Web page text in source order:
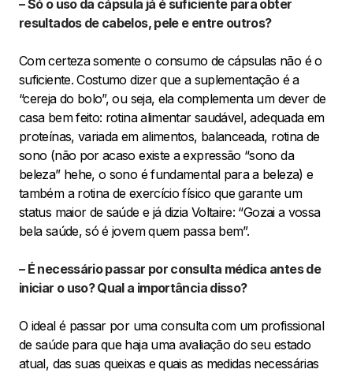
– Só o uso da cápsula já é suficiente para obter
resultados de cabelos, pele e entre outros?
Com certeza somente o consumo de cápsulas não é o
suficiente. Costumo dizer que a suplementação é a
“cereja do bolo”, ou seja, ela complementa um dever de
casa bem feito: rotina alimentar saudável, adequada em
proteínas, variada em alimentos, balanceada, rotina de
sono (não por acaso existe a expressão “sono da
beleza” hehe, o sono é fundamental para a beleza) e
também a rotina de exercício físico que garante um
status maior de saúde e já dizia Voltaire: “Gozai a vossa
bela saúde, só é jovem quem passa bem”.
– É necessário passar por consulta médica antes de
iniciar o uso? Qual a importância disso?
O ideal é passar por uma consulta com um profissional
de saúde para que haja uma avaliação do seu estado
atual, das suas queixas e quais as medidas necessárias